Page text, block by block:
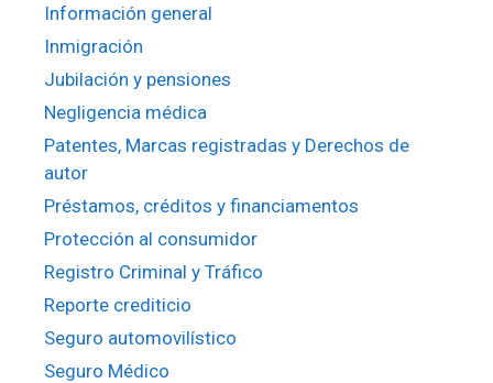
Información general
Inmigración
Jubilación y pensiones
Negligencia médica
Patentes, Marcas registradas y Derechos de
autor
Préstamos, créditos y financiamentos
Protección al consumidor
Registro Criminal y Tráfico
Reporte crediticio
Seguro automovilístico
Seguro Médico